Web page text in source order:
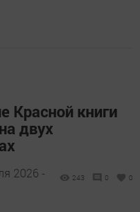
Красной книги
двух
2026 -
243 0 0